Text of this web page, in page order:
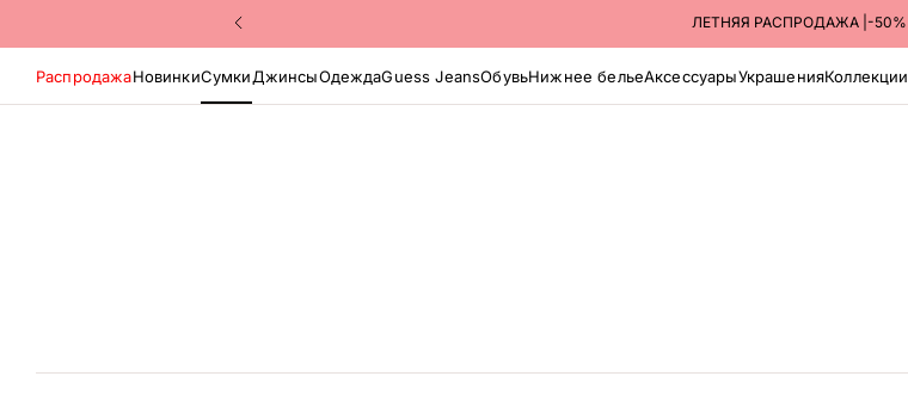
ЛЕТНЯЯ РАСПРОДАЖА |-50%
РаспродажаНовинкиСумкиДжинсыОдеждаGuess JeansОбувьНижнее бельеАксессуарыУкрашенияКоллекции